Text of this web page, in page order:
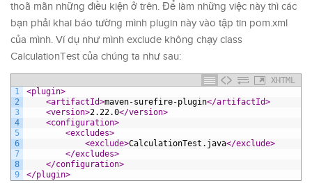
thoã mãn những điều kiện ở trên. Để làm những việc này thì các
bạn phải khai báo tường mình plugin này vào tập tin pom.xml
của mình. Ví dụ như mình exclude không chạy class
CalculationTest của chúng ta như sau:
XHTML
1
2
3
4
5
6
7
8
9
<plugin>
<artifactId>maven-surefire-plugin</artifactId>
<version>2.22.0</version>
<configuration>
<excludes>
<exclude>CalculationTest.java</exclude>
</excludes>
</configuration>
</plugin>